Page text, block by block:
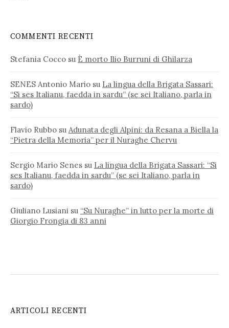
COMMENTI RECENTI
Stefania Cocco su È morto Ilio Burruni di Ghilarza
SENES Antonio Mario su La lingua della Brigata Sassari:
“Si ses Italianu, faedda in sardu” (se sei Italiano, parla in
sardo)
Flavio Rubbo su Adunata degli Alpini: da Resana a Biella la
“Pietra della Memoria” per il Nuraghe Chervu
Sergio Mario Senes su La lingua della Brigata Sassari: “Si
ses Italianu, faedda in sardu” (se sei Italiano, parla in
sardo)
Giuliano Lusiani su “Su Nuraghe” in lutto per la morte di
Giorgio Frongia di 83 anni
ARTICOLI RECENTI